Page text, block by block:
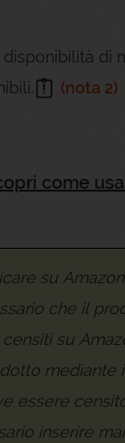
di
(nota 2)
come
su
che il
su
mediante
essere
inserire